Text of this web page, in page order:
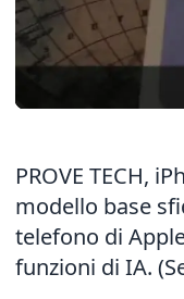
PROVE TECH,
modello base
telefono di
funzioni di IA.